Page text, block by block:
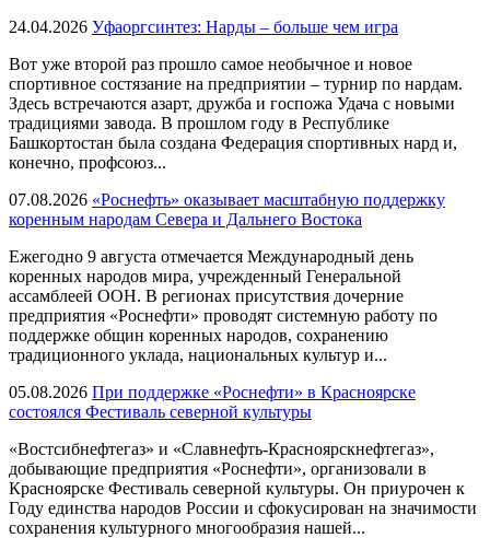
24.04.2026 Уфаоргсинтез: Нарды – больше чем игра
Вот уже второй раз прошло самое необычное и новое
спортивное состязание на предприятии – турнир по нардам.
Здесь встречаются азарт, дружба и госпожа Удача с новыми
традициями завода. В прошлом году в Республике
Башкортостан была создана Федерация спортивных нард и,
конечно, профсоюз...
07.08.2026 «Роснефть» оказывает масштабную поддержку
коренным народам Севера и Дальнего Востока
Ежегодно 9 августа отмечается Международный день
коренных народов мира, учрежденный Генеральной
ассамблеей ООН. В регионах присутствия дочерние
предприятия «Роснефти» проводят системную работу по
поддержке общин коренных народов, сохранению
традиционного уклада, национальных культур и...
05.08.2026 При поддержке «Роснефти» в Красноярске
состоялся Фестиваль северной культуры
«Востсибнефтегаз» и «Славнефть-Красноярскнефтегаз»,
добывающие предприятия «Роснефти», организовали в
Красноярске Фестиваль северной культуры. Он приурочен к
Году единства народов России и сфокусирован на значимости
сохранения культурного многообразия нашей...